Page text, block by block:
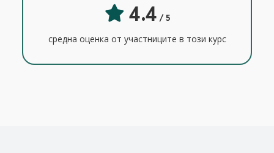
4.4 / 5
средна оценка от участниците в този курс